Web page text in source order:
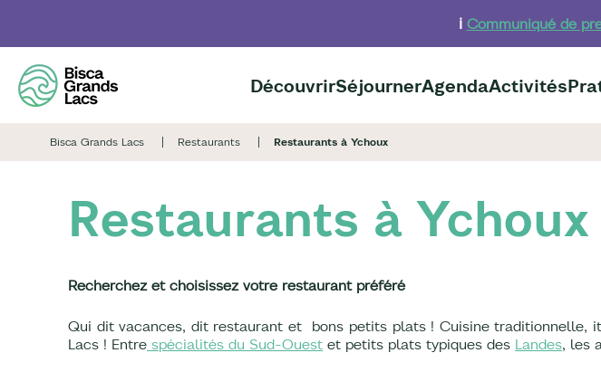
contenu
principal
ℹ️ Communiqué de
DécouvrirSéjournerAgendaActivités
Bisca Grands Lacs Restaurants Restaurants à Ychoux
Restaurants à Ychoux
Recherchez et choisissez votre restaurant préféré
Qui dit vacances, dit restaurant et bons petits plats ! Cuisine traditionnelle,
Lacs ! Entre spécialités du Sud-Ouest et petits plats typiques des Landes, les